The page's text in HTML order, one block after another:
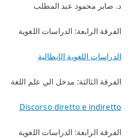
د. صابر محمود عبد المطلب
الفرقة الرابعة: الدراسات اللغوية
الدراسات اللغوية الإيطالية
الفرقة الثالثة: مدخل الي علم اللغة
Discorso diretto e indiretto
الفرقة الرابعة: الدراسات اللغوية